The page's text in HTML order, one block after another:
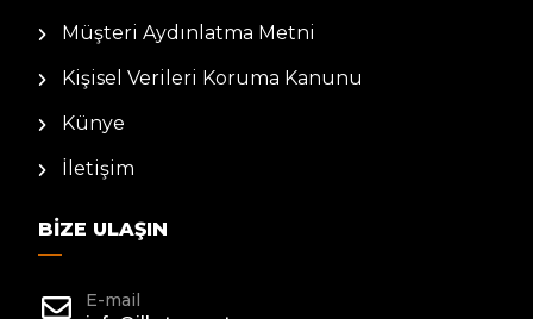
Müşteri Aydınlatma Metni
Kişisel Verileri Koruma Kanunu
Künye
İletişim
BIZE ULAŞIN
E-mail